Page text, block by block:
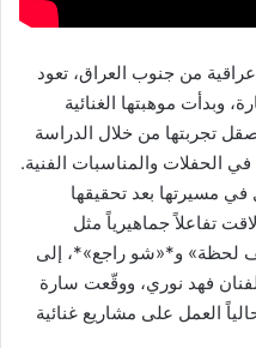
من جنوب العراق، تعود
وبدأت موهبتها الغنائية
تجربتها من خلال الدراسة
الحفلات والمناسبات الفنية.
مسيرتها بعد تحقيقها
تفاعلاً جماهيرياً مثل
لحظة» و*«شو راجع»*، إلى
فهد نوري، ووقّعت سارة
العمل على مشاريع غنائية